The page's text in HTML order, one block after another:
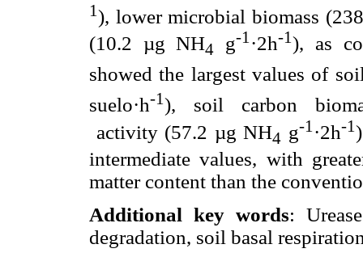
1), lower microbial biomass
(10.2 µg NH4 g-1 ·2h-1), as
showed the largest values of
suelo·h-1), soil carbon
activity (57.2 µg NH4 g-1 ·2h-1
intermediate values, with
matter content than the
Additional key words:
degradation, soil basal